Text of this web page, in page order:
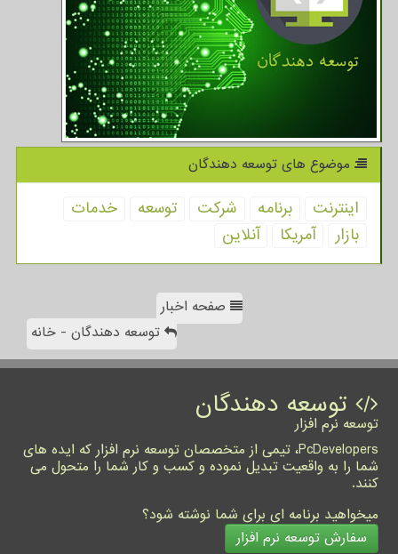
موضوع های توسعه دهندگان
اینترنت برنامه شركت توسعه
خدمات
بازار
آمریكا آنلاین
صفحه اخبار
توسعه دهندگان - خانه
توسعه دهندگان
توسعه نرم افزار
PcDevelopers، تیمی از متخصصان توسعه نرم افزار که ایده های
شما را به واقعیت تبدیل نموده و کسب و کار شما را متحول می
کنند.
میخواهید برنامه ای برای شما نوشته شود؟
سفارش توسعه نرم افزار